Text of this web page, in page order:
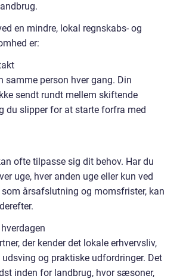
en mindre, lokal regnskabs- og
er:
samme person hver gang. Din
sendt rundt mellem skiftende
du slipper for at starte forfra med
ofte tilpasse sig dit behov. Har du
uge, hver anden uge eller kun ved
årsafslutning og momsfrister, kan
der kender det lokale erhvervsliv,
og praktiske udfordringer. Det
inden for landbrug, hvor sæsoner,